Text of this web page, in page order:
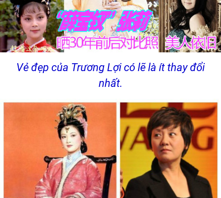
Vẻ đẹp của Trương Lợi có lẽ là ít thay đổi
nhất.